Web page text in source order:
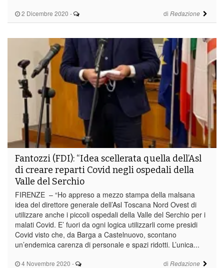
2 Dicembre 2020 - di Redazione
4 Novembre 2020 - di Redazione
Fantozzi (FDI): “Idea scellerata quella dell’Asl
di creare reparti Covid negli ospedali della
Valle del Serchio
FIRENZE – “Ho appreso a mezzo stampa della malsana
idea del direttore generale dell’Asl Toscana Nord Ovest di
utilizzare anche i piccoli ospedali della Valle del Serchio per i
malati Covid. E’ fuori da ogni logica utilizzarli come presidi
Covid visto che, da Barga a Castelnuovo, scontano
un’endemica carenza di personale e spazi ridotti. L’unica...